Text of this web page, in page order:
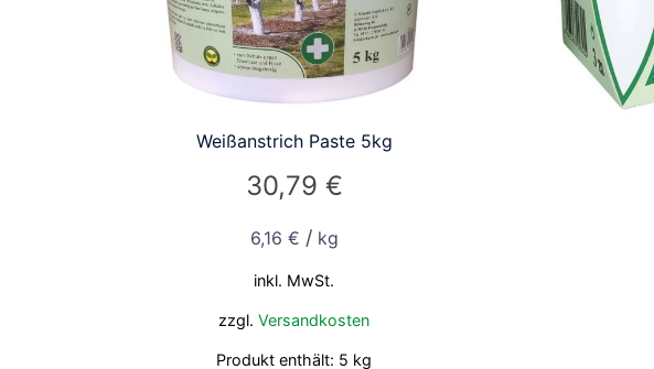
Weißanstrich Paste 5kg
30,79 €
6,16 € / kg
inkl. MwSt.
zzgl.Versandkosten
Produkt enthält: 5 kg